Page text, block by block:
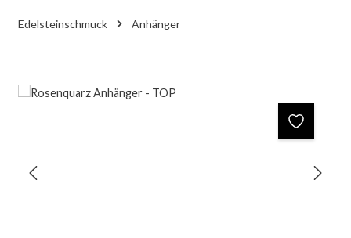
Edelsteinschmuck Anhänger
Bildergalerie überspringen